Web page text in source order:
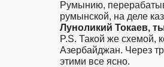
Румынию,
румынской, на деле
Луноликий Токаев,
P.S. Такой же схемой,
Азербайджан. Через
этими все ясно.